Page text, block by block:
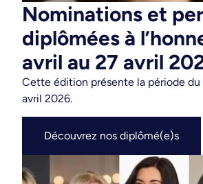
Nominations et
diplômées à
avril au 27 avril
Cette édition présente la période du
avril 2026.
Découvrez nos diplômé(e)s